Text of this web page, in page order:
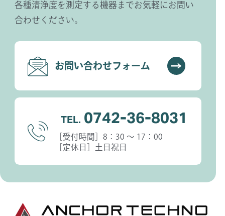
各種清浄度を測定する機器までお気軽にお問い
合わせください。
お問い合わせフォーム
TEL. 0742-36-8031
［受付時間］8：30 〜 17：00
［定休日］土日祝日